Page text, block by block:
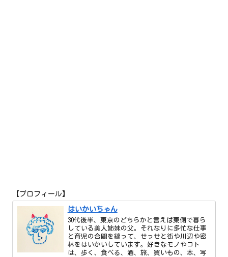
【プロフィール】
はいかいちゃん
30代後半、東京のどちらかと言えば東側で暮ら
している美人姉妹の父。それなりに多忙な仕事
と育児の合間を縫って、せっせと街や川辺や密
林をはいかいしています。好きなモノやコト
は、歩く、食べる、酒、旅、買いもの、本、写